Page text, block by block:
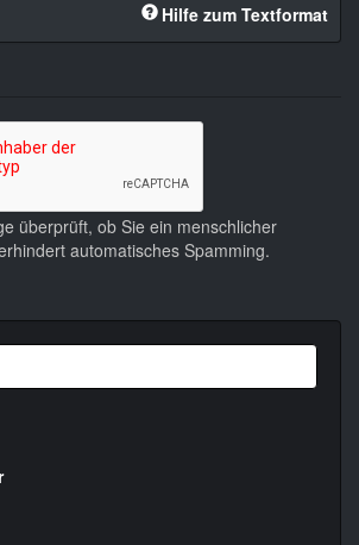
Hilfe zum Textformat
überprüft, ob Sie ein menschlicher
automatisches Spamming.